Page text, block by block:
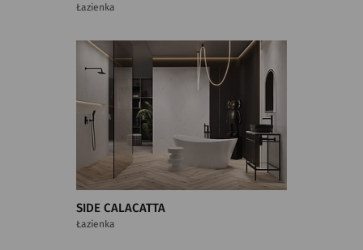
Łazienka
SIDE CALACATTA
Łazienka